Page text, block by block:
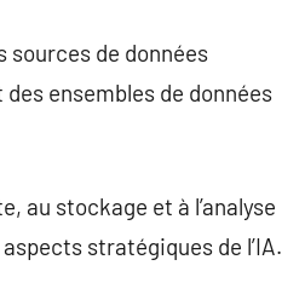
sources de données
ensembles de données
au stockage et à l’analyse
stratégiques de l’IA.